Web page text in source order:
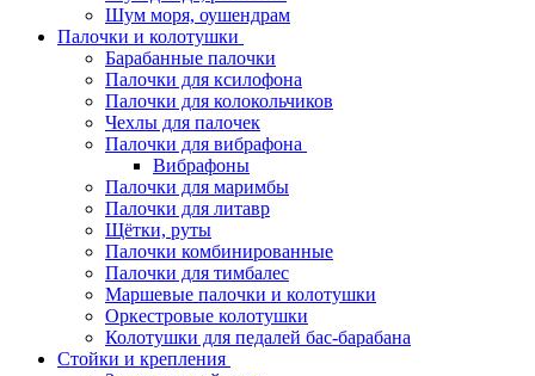
Шум моря, оушендрам
Палочки и колотушки
Барабанные палочки
Палочки для ксилофона
Палочки для колокольчиков
Чехлы для палочек
Палочки для вибрафона
Вибрафоны
Палочки для маримбы
Палочки для литавр
Щётки, руты
Палочки комбинированные
Палочки для тимбалес
Маршевые палочки и колотушки
Оркестровые колотушки
Колотушки для педалей бас-барабана
Стойки и крепления